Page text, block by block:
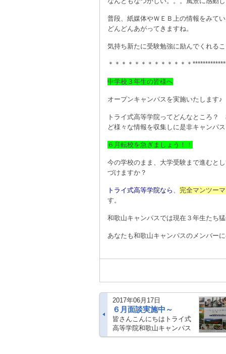
普段、紙媒体やＷＥＢ上の情報をみて
どんどんあがってきますね。
気持ち新たに受験勉強に励んでくれる
＊＊＊＊＊＊＊＊＊＊＊＊＊
中学校３年生の皆様へ
オープンキャンパスを実施いたします♪
トライ式高等学院ってどんなところ
ど様々な情報を収集しに是非キャンパ
６月転校を急ぎましょう！！
今の学校のまま、大学受験まで進むと
づけますか？
トライ式高等学院なら 、 完全マンツー
す。
和歌山キャンパスでは現在３年生たち
あなたも和歌山キャンパスのメンバー
2017年06月17日
６月面談実施中～
皆さんこんにちはトライ式
高等学院和歌山キャンパス
です。 ６月に入り和歌山で